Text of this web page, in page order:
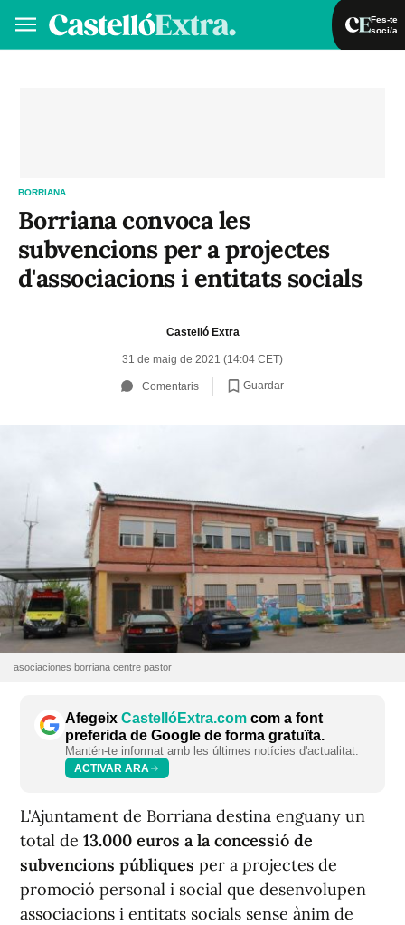
Fes-te
soci/a
BORRIANA
Borriana convoca les
subvencions per a projectes
d'associacions i entitats socials
Castelló Extra
31 de maig de 2021 (14:04 CET)
Comentaris Guardar
asociaciones borriana centre pastor
Afegeix CastellóExtra.com com a font
preferida de Google de forma gratuïta.
Mantén-te informat amb les últimes notícies d'actualitat.
ACTIVAR ARA
L'Ajuntament de Borriana destina enguany un
total de 13.000 euros a la concessió de
subvencions públiques per a projectes de
promoció personal i social que desenvolupen
associacions i entitats socials sense ànim de